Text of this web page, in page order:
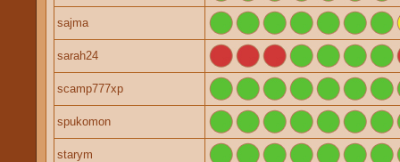
sajma
sarah24
scamp777xp
spukomon
starym